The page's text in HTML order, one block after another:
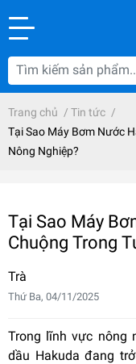
Trang chủ / Tin tức /
Tại Sao Máy Bơm Nước
Nông Nghiệp?
Tại Sao Máy
Chuộng Trong
Trà
Thứ Ba, 04/11/2025
Trong lĩnh vực nông
dầu Hakuda đang